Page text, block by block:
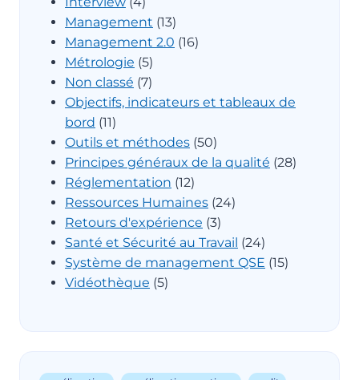
Management (13)
Management 2.0 (16)
Métrologie (5)
Non classé (7)
Objectifs, indicateurs et tableaux de
bord (11)
Outils et méthodes (50)
Principes généraux de la qualité (28)
Réglementation (12)
Ressources Humaines (24)
Retours d'expérience (3)
Santé et Sécurité au Travail (24)
Système de management QSE (15)
Vidéothèque (5)